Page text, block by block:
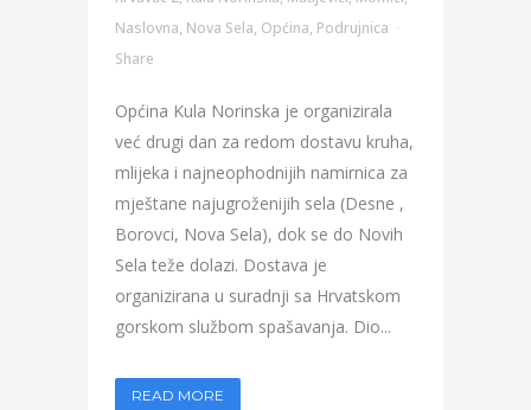
Naslovna, Nova Sela, Općina, Podrujnica
Share
Općina Kula Norinska je organizirala
već drugi dan za redom dostavu kruha,
mlijeka i najneophodnijih namirnica za
mještane najugroženijih sela (Desne ,
Borovci, Nova Sela), dok se do Novih
Sela teže dolazi. Dostava je
organizirana u suradnji sa Hrvatskom
gorskom službom spašavanja. Dio...
READ MORE